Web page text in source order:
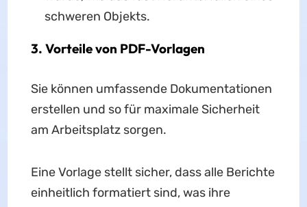
schweren Objekts.
3. Vorteile von PDF-Vorlagen
Sie können umfassende Dokumentationen
erstellen und so für maximale Sicherheit
am Arbeitsplatz sorgen.
Eine Vorlage stellt sicher, dass alle Berichte
einheitlich formatiert sind, was ihre